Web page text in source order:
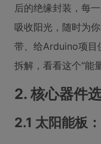
后的绝缘封装，每
吸收阳光，随时为
带、给Arduino项目
拆解，看看这个“能
2. 核心器件
2.1 太阳能板